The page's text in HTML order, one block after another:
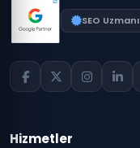
SEO Uzmanı
Hizmetler